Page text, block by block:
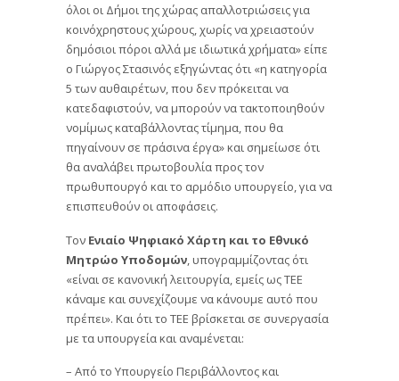
όλοι οι Δήμοι της χώρας απαλλοτριώσεις για
κοινόχρηστους χώρους, χωρίς να χρειαστούν
δημόσιοι πόροι αλλά με ιδιωτικά χρήματα» είπε
ο Γιώργος Στασινός εξηγώντας ότι «η κατηγορία
5 των αυθαιρέτων, που δεν πρόκειται να
κατεδαφιστούν, να μπορούν να τακτοποιηθούν
νομίμως καταβάλλοντας τίμημα, που θα
πηγαίνουν σε πράσινα έργα» και σημείωσε ότι
θα αναλάβει πρωτοβουλία προς τον
πρωθυπουργό και το αρμόδιο υπουργείο, για να
επισπευθούν οι αποφάσεις.
Τον Ενιαίο Ψηφιακό Χάρτη και το Εθνικό
Μητρώο Υποδομών , υπογραμμίζοντας ότι
«είναι σε κανονική λειτουργία, εμείς ως ΤΕΕ
κάναμε και συνεχίζουμε να κάνουμε αυτό που
πρέπει». Και ότι το ΤΕΕ βρίσκεται σε συνεργασία
με τα υπουργεία και αναμένεται:
– Από το Υπουργείο Περιβάλλοντος και